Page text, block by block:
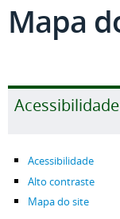
Mapa
Acessibilidade
Acessibilidade
Alto contraste
Mapa do site